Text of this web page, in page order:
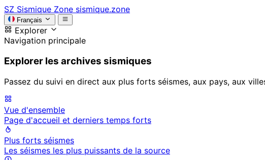
SZ Sismique Zone sismique.zone
Français
Explorer
Navigation principale
Explorer les archives sismiques
Passez du suivi en direct aux plus forts séismes, aux pays, aux
Vue d'ensemble
Page d'accueil et derniers temps forts
Plus forts séismes
Les séismes les plus puissants de la source